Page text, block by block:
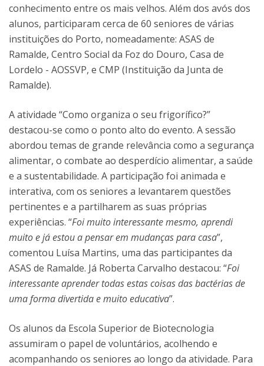
conhecimento entre os mais velhos. Além dos avós dos
alunos, participaram cerca de 60 seniores de várias
instituições do Porto, nomeadamente: ASAS de
Ramalde, Centro Social da Foz do Douro, Casa de
Lordelo - AOSSVP, e CMP (Instituição da Junta de
Ramalde).
A atividade “Como organiza o seu frigorífico?”
destacou-se como o ponto alto do evento. A sessão
abordou temas de grande relevância como a segurança
alimentar, o combate ao desperdício alimentar, a saúde
e a sustentabilidade. A participação foi animada e
interativa, com os seniores a levantarem questões
pertinentes e a partilharem as suas próprias
experiências. “Foi muito interessante mesmo, aprendi
muito e já estou a pensar em mudanças para casa”,
comentou Luísa Martins, uma das participantes da
ASAS de Ramalde. Já Roberta Carvalho destacou: “Foi
interessante aprender todas estas coisas das bactérias de
uma forma divertida e muito educativa”.
Os alunos da Escola Superior de Biotecnologia
assumiram o papel de voluntários, acolhendo e
acompanhando os seniores ao longo da atividade. Para